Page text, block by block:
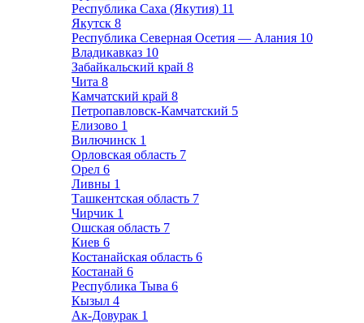
Республика Саха (Якутия) 11
Якутск 8
Республика Северная Осетия — Алания 10
Владикавказ 10
Забайкальский край 8
Чита 8
Камчатский край 8
Петропавловск-Камчатский 5
Елизово 1
Вилючинск 1
Орловская область 7
Орел 6
Ливны 1
Ташкентская область 7
Чирчик 1
Ошская область 7
Киев 6
Костанайская область 6
Костанай 6
Республика Тыва 6
Кызыл 4
Ак-Довурак 1